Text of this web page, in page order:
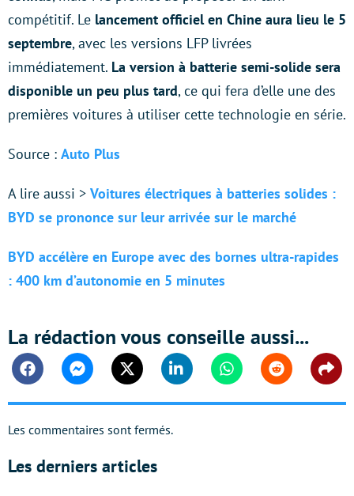
compétitif. Le lancement officiel en Chine aura lieu le 5
septembre, avec les versions LFP livrées
immédiatement. La version à batterie semi-solide sera
disponible un peu plus tard, ce qui fera d’elle une des
premières voitures à utiliser cette technologie en série.
Source : Auto Plus
A lire aussi > Voitures électriques à batteries solides :
BYD se prononce sur leur arrivée sur le marché
BYD accélère en Europe avec des bornes ultra-rapides
: 400 km d’autonomie en 5 minutes
La rédaction vous conseille aussi...
FacebookMessengerTwitter Linkedin WhatsappReddit
Les commentaires sont fermés.
Les derniers articles